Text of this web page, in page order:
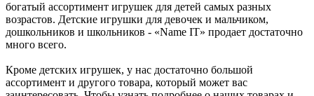
богатый ассортимент игрушек для детей самых разных
возрастов. Детские игрушки для девочек и мальчиком,
дошкольников и школьников - «Name IT» продает достаточно
много всего.
Кроме детских игрушек, у нас достаточно большой
ассортимент и другого товара, который может вас